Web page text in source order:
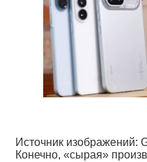
Источник изображений:
Конечно, «сырая»